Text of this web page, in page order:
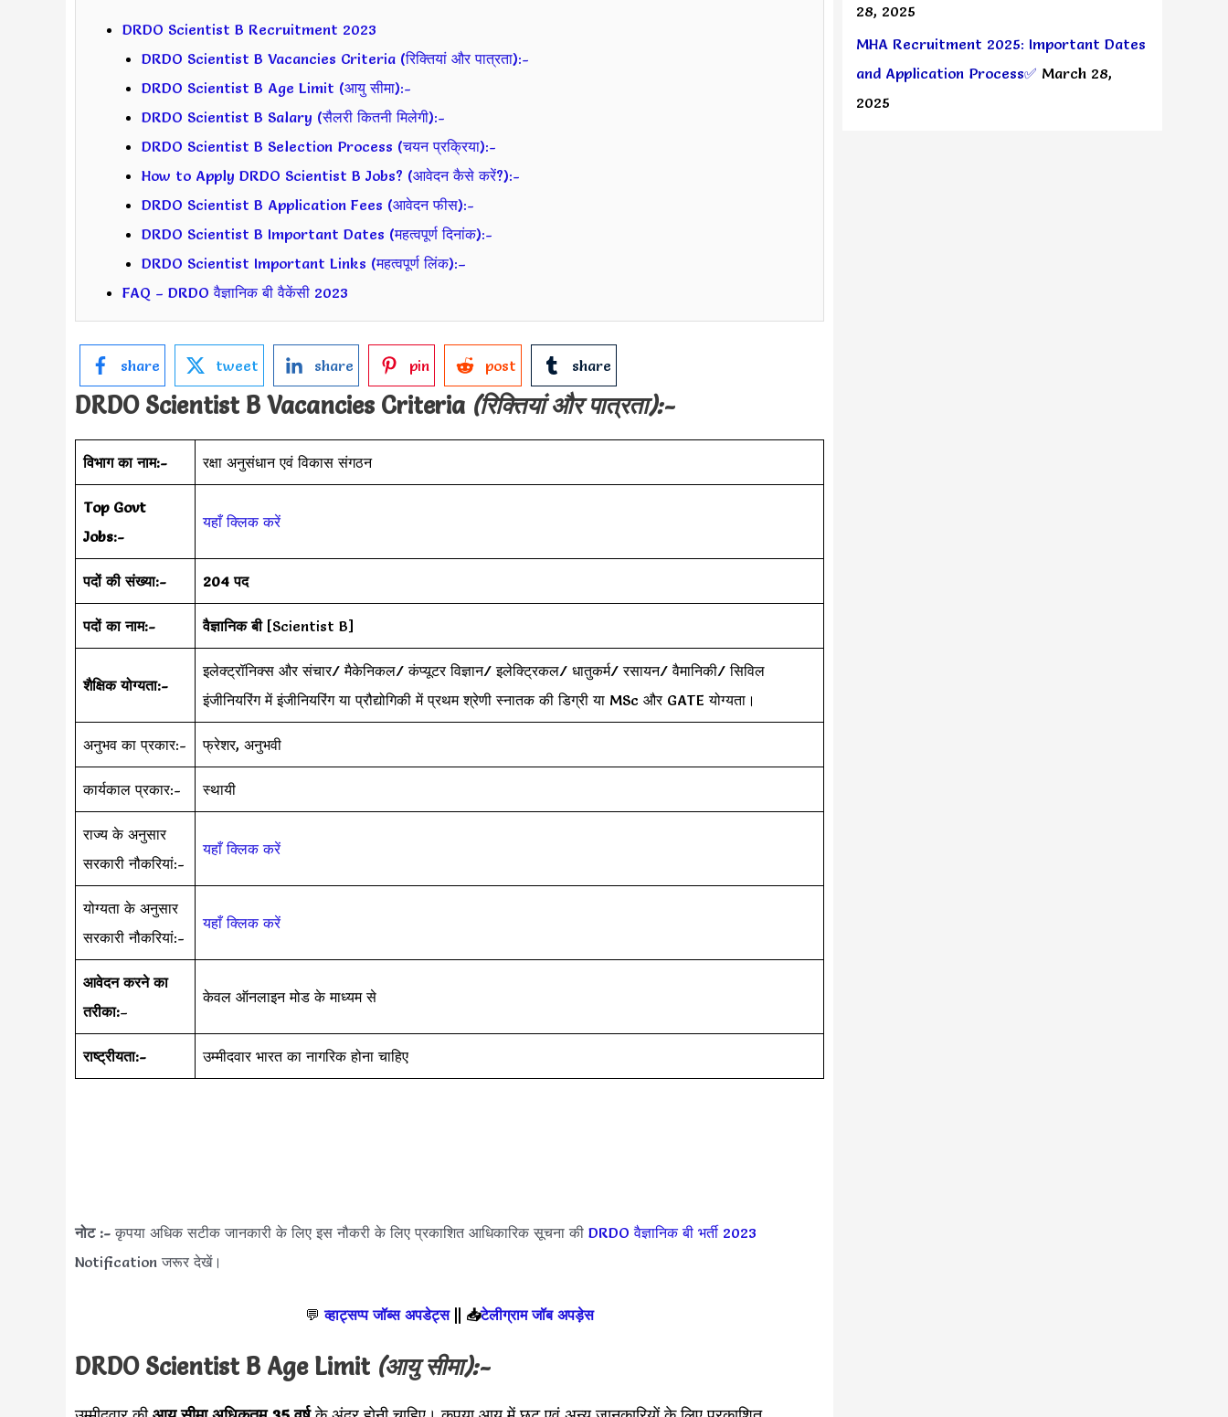
DRDO Scientist B Recruitment 2023
DRDO Scientist B Vacancies Criteria (रिक्तियां और पात्रता):-
DRDO Scientist B Age Limit (आयु सीमा):-
DRDO Scientist B Salary (सैलरी कितनी मिलेगी):-
DRDO Scientist B Selection Process (चयन प्रक्रिया):-
How to Apply DRDO Scientist B Jobs? (आवेदन कैसे करें?):-
DRDO Scientist B Application Fees (आवेदन फीस):-
DRDO Scientist B Important Dates (महत्वपूर्ण दिनांक):-
DRDO Scientist Important Links (महत्वपूर्ण लिंक):–
FAQ – DRDO वैज्ञानिक बी वैकेंसी 2023
share tweet share pin post share
DRDO Scientist B Vacancies Criteria (रिक्तियां और पात्रता):-
विभाग का नाम:- रक्षा अनुसंधान एवं विकास संगठन
Top Govt
Jobs:-
यहाँ क्लिक करें
पदों की संख्या:- 204 पद
पदों का नाम:- वैज्ञानिक बी[Scientist B]
शैक्षिक योग्यता:-
इलेक्ट्रॉनिक्स और संचार/ मैकेनिकल/ कंप्यूटर विज्ञान/ इलेक्ट्रिकल/ धातुकर्म/ रसायन/ वैमानिकी/ सिविल
इंजीनियरिंग में इंजीनियरिंग या प्रौद्योगिकी में प्रथम श्रेणी स्नातक की डिग्री या MSc और GATE योग्यता।
अनुभव का प्रकार:- फ्रेशर, अनुभवी
कार्यकाल प्रकार:- स्थायी
राज्य के अनुसार
सरकारी नौकरियां:-
यहाँ क्लिक करें
योग्यता के अनुसार
सरकारी नौकरियां:-
यहाँ क्लिक करें
आवेदन करने का
तरीका:–
केवल ऑनलाइन मोड के माध्यम से
राष्ट्रीयता:- उम्मीदवार भारत का नागरिक होना चाहिए
नोट :- कृपया अधिक सटीक जानकारी के लिए इस नौकरी के लिए प्रकाशित आधिकारिक सूचना की DRDO वैज्ञानिक बी भर्ती 2023
Notification जरूर देखें।
💬 व्हाट्सप्प जॉब्स अपडेट्स|| 📥टेलीग्राम जॉब अपड़ेस
DRDO Scientist B Age Limit (आयु सीमा):-
28, 2025
MHA Recruitment 2025: Important Dates
and Application Process✅ March 28,
2025